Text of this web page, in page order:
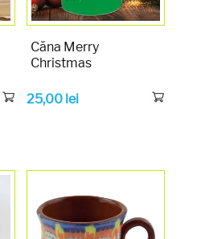
Căna Merry
Christmas
25,00 lei